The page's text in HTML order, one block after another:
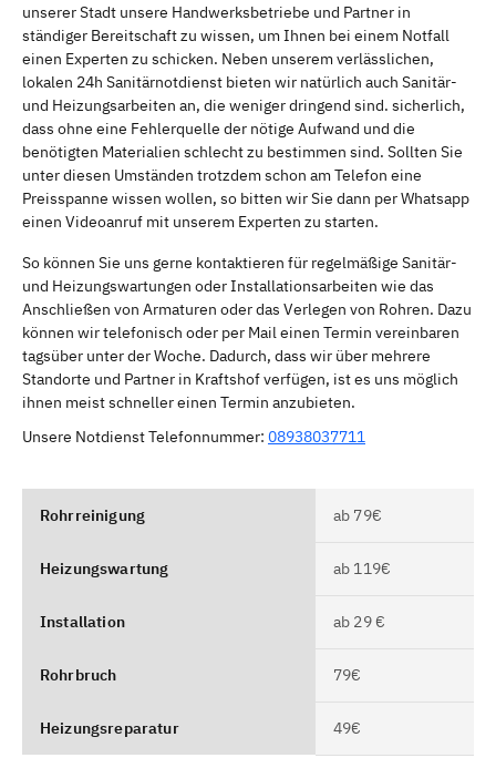
unserer Stadt unsere Handwerksbetriebe und Partner in
ständiger Bereitschaft zu wissen, um Ihnen bei einem Notfall
einen Experten zu schicken. Neben unserem verlässlichen,
lokalen 24h Sanitärnotdienst bieten wir natürlich auch Sanitär-
und Heizungsarbeiten an, die weniger dringend sind. sicherlich,
dass ohne eine Fehlerquelle der nötige Aufwand und die
benötigten Materialien schlecht zu bestimmen sind. Sollten Sie
unter diesen Umständen trotzdem schon am Telefon eine
Preisspanne wissen wollen, so bitten wir Sie dann per Whatsapp
einen Videoanruf mit unserem Experten zu starten.
So können Sie uns gerne kontaktieren für regelmäßige Sanitär-
und Heizungswartungen oder Installationsarbeiten wie das
Anschließen von Armaturen oder das Verlegen von Rohren. Dazu
können wir telefonisch oder per Mail einen Termin vereinbaren
tagsüber unter der Woche. Dadurch, dass wir über mehrere
Standorte und Partner in Kraftshof verfügen, ist es uns möglich
ihnen meist schneller einen Termin anzubieten.
Unsere Notdienst Telefonnummer: 08938037711
Rohrreinigung ab 79€
Heizungswartung ab 119€
Installation ab 29 €
Rohrbruch 79€
Heizungsreparatur 49€